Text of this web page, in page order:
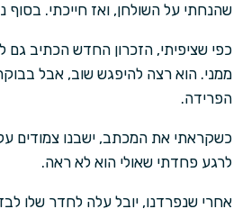
שהנחתי על השולחן, ואז חייכתי. בסוף
כפי שציפיתי, הזכרון החדש הכתיב גם
ממני. הוא רצה להיפגש שוב, אבל
הפרידה.
כשקראתי את המכתב, ישבנו צמודים
לרגע פחדתי שאולי הוא לא ראה.
אחרי שנפרדנו, יובל עלה לחדר שלו